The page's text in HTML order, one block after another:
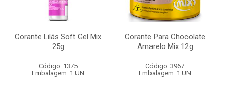
Corante Lilás Soft Gel Mix
25g
Código: 1375
Embalagem: 1 UN
Corante Para Chocolate
Amarelo Mix 12g
Código: 3967
Embalagem: 1 UN